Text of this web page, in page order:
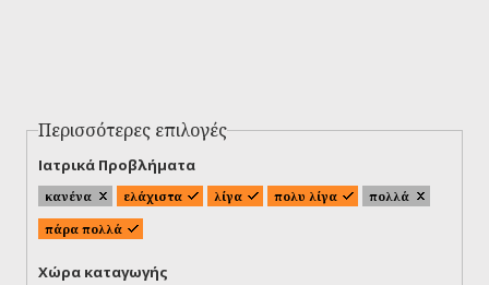
Περισσότερες επιλογές
Ιατρικά Προβλήματα
κανένα ελάχιστα λίγα πολυ λίγα
πολλά
πάρα πολλά
Χώρα καταγωγής